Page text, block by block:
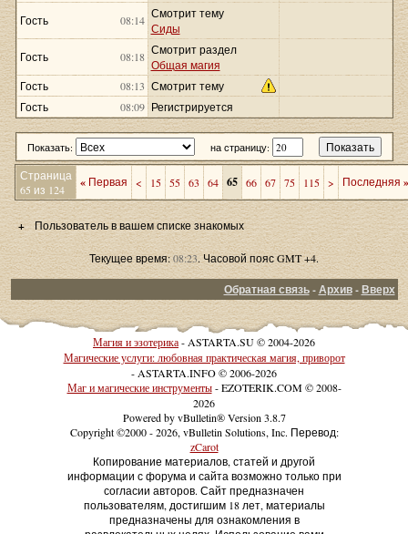
08:14
Гость
Смотрит тему
Сиды
08:18
Гость
Смотрит раздел
Общая магия
08:13
Гость
Смотрит тему
08:09
Гость Регистрируется
Показать: на страницу:
Страница
65 из 124
« Первая < 15 55 63 64 65 66 67 75 115 > Последняя
+ Пользователь в вашем списке знакомых
Текущее время:08:23. Часовой пояс GMT +4.
Обратная связь-Архив-Вверх
Магия и эзотерика- ASTARTA.SU © 2004-2026
Магические услуги: любовная практическая магия, приворот
- ASTARTA.INFO © 2006-2026
Маг и магические инструменты- EZOTERIK.COM © 2008-
2026
Powered by vBulletin® Version 3.8.7
Copyright ©2000 - 2026, vBulletin Solutions, Inc. Перевод:
zCarot
Копирование материалов, статей и другой
информации с форума и сайта возможно только при
согласии авторов. Сайт предназначен
пользователям, достигшим 18 лет, материалы
предназначены для ознакомления в